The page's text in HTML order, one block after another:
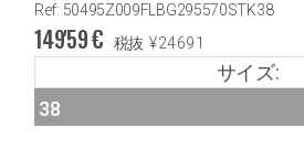
Ref: 50495Z009FLBG295570STK38
149'59€ 税抜 ¥24691
サイズ: